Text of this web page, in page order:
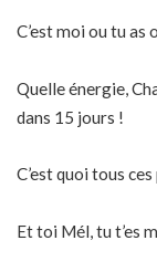
C’est moi ou tu as
Quelle énergie,
dans 15 jours !
C’est quoi tous
Et toi Mél, tu t’es